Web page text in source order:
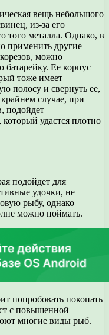
вещь небольшого
из-за его
того металла. Однако, в
применить другие
можно
Ее корпус
тоже имеет
полосу и свернуть ее,
случае, при
подойдет
удастся плотно
подойдет для
удочки, не
рыбу, однако
можно поймать.
попробовать покопать
с повышенной
многие виды рыб.